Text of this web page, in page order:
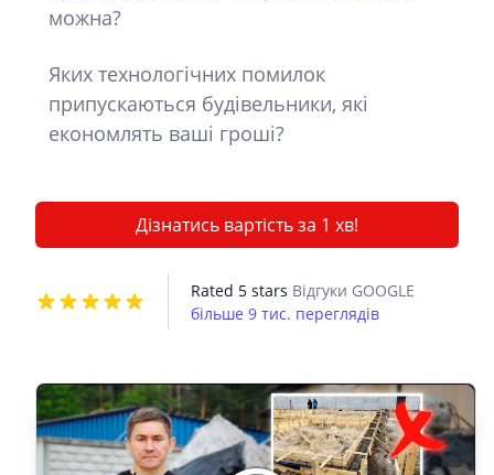
можна?
Яких технологічних помилок
припускаються будівельники, які
економлять ваші гроші?
Дізнатись вартість за 1 хв!
Rated 5 stars Відгуки GOOGLE
більше 9 тис. переглядів